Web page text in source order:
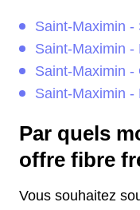
Saint-Maximin -
Saint-Maximin -
Saint-Maximin -
Saint-Maximin -
Par quels
offre fibre
Vous souhaitez